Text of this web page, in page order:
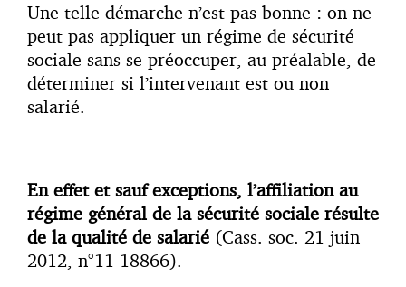
Une telle démarche n’est pas bonne : on ne
peut pas appliquer un régime de sécurité
sociale sans se préoccuper, au préalable, de
déterminer si l’intervenant est ou non
salarié.
En effet et sauf exceptions, l’affiliation au
régime général de la sécurité sociale résulte
de la qualité de salarié (Cass. soc. 21 juin
2012, n°11-18866).